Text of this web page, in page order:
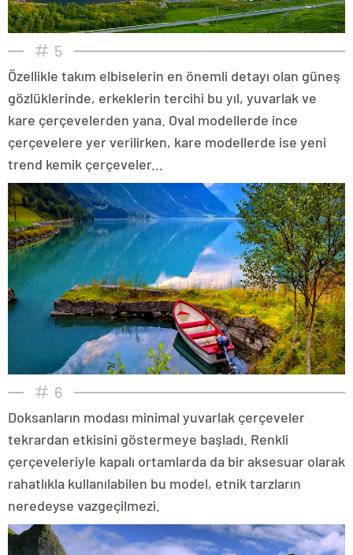
5
Özellikle takım elbiselerin en önemli detayı olan güneş
gözlüklerinde, erkeklerin tercihi bu yıl, yuvarlak ve
kare çerçevelerden yana. Oval modellerde ince
çerçevelere yer verilirken, kare modellerde ise yeni
trend kemik çerçeveler...
6
Doksanların modası minimal yuvarlak çerçeveler
tekrardan etkisini göstermeye başladı. Renkli
çerçeveleriyle kapalı ortamlarda da bir aksesuar olarak
rahatlıkla kullanılabilen bu model, etnik tarzların
neredeyse vazgeçilmezi.